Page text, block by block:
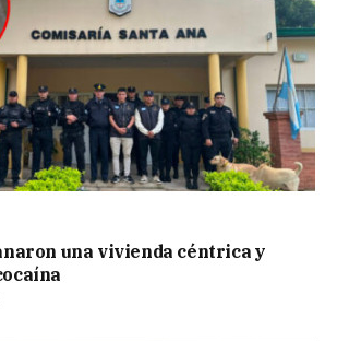
una vivienda céntrica y